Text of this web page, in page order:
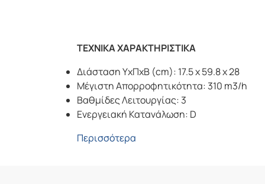
ΤΕΧΝΙΚΑ ΧΑΡΑΚΤΗΡΙΣΤΙΚΑ
Διάσταση ΥxΠxΒ (cm): 17.5 x 59.8 x 28
Μέγιστη Απορροφητικότητα: 310 m3/h
Βαθμίδες Λειτουργίας: 3
Ενεργειακή Κατανάλωση: D
Περισσότερα